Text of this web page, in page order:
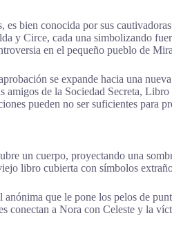
bien conocida por sus
y Circe, cada una simbolizando
en el pequeño pueblo de
se expande hacia una
amigos de la Sociedad Secreta,
pueden no ser suficientes para
un cuerpo, proyectando una
libro cubierta con símbolos
que le pone los pelos de
conectan a Nora con Celeste y la